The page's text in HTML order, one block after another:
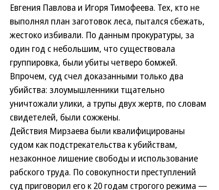
Евгения Павлова и Игоря Тимофеева. Тех, кто не
выполнял план заготовок леса, пытался сбежать,
жестоко избивали. По данным прокуратуры, за
один год с небольшим, что существовала
группировка, были убиты четверо бомжей.
Впрочем, суд счел доказанными только два
убийства: злоумышленники тщательно
уничтожали улики, а трупы двух жертв, по словам
свидетелей, были сожжены.
Действия Мирзаева были квалифицированы
судом как подстрекательства к убийствам,
незаконное лишение свободы и использование
рабского труда. По совокупности преступлений
суд приговорил его к 20 годам строгого режима —